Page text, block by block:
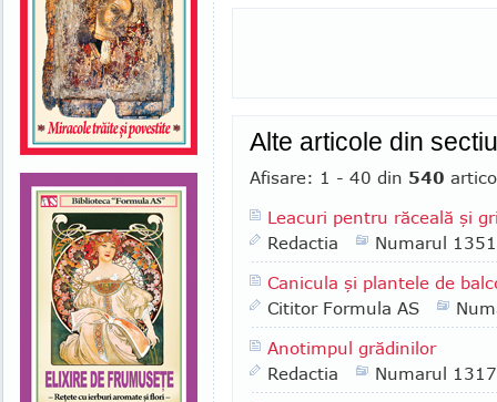
Alte articole din
Afisare: 1 - 40 din 540
Leacuri pentru răceală şi
Redactia
Numarul 1351
Canicula şi plantele de
Cititor Formula AS
Anotimpul grădinilor
Redactia
Numarul 1317